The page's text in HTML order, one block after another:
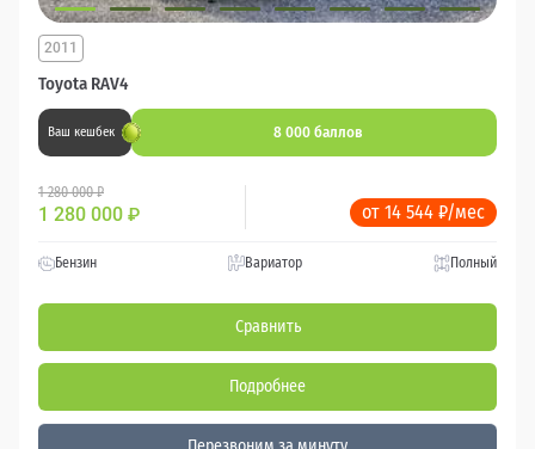
Toyota RAV4
2011
Ваш кешбек 8 000 баллов
1 280 000 ₽
1 280 000 ₽ от 14 544 ₽/мес
Бензин Вариатор Полный
Сравнить
Подробнее